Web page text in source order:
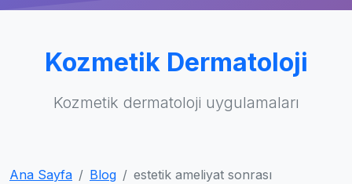
Kozmetik Dermatoloji
Kozmetik dermatoloji uygulamaları
Ana Sayfa Blog estetik ameliyat sonrası